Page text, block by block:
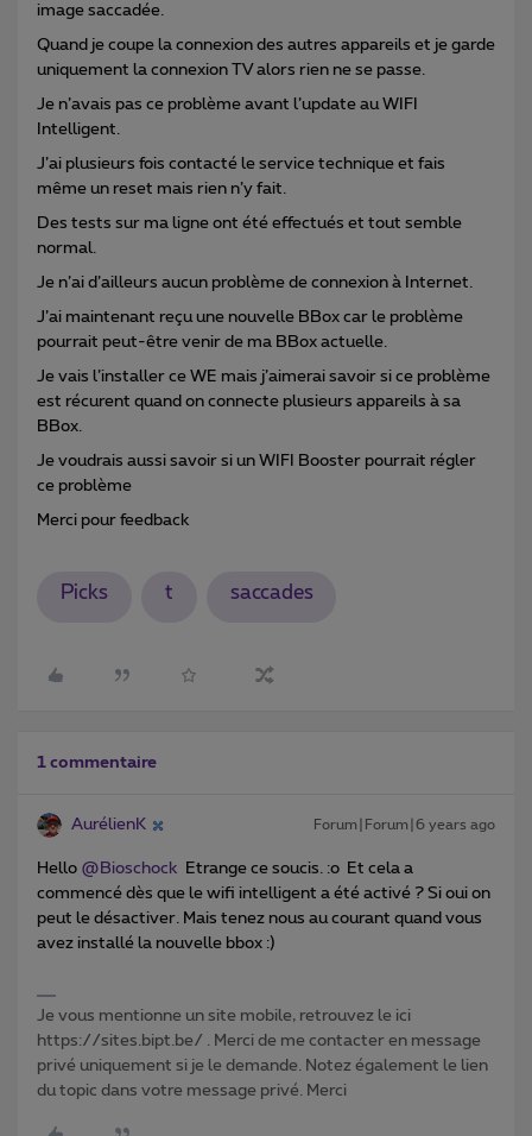
image saccadée.
Quand je coupe la connexion des autres appareils et je garde
uniquement la connexion TV alors rien ne se passe.
Je n’avais pas ce problème avant l’update au WIFI
Intelligent.
J’ai plusieurs fois contacté le service technique et fais
même un reset mais rien n’y fait.
Des tests sur ma ligne ont été effectués et tout semble
normal.
Je n’ai d’ailleurs aucun problème de connexion à Internet.
J’ai maintenant reçu une nouvelle BBox car le problème
pourrait peut-être venir de ma BBox actuelle.
Je vais l’installer ce WE mais j’aimerai savoir si ce problème
est récurent quand on connecte plusieurs appareils à sa
BBox.
Je voudrais aussi savoir si un WIFI Booster pourrait régler
ce problème
Merci pour feedback
Picks t saccades
1 commentaire
AurélienK Forum|Forum|6 years ago
Hello @Bioschock Etrange ce soucis. :o Et cela a
commencé dès que le wifi intelligent a été activé ? Si oui on
peut le désactiver. Mais tenez nous au courant quand vous
avez installé la nouvelle bbox :)
Je vous mentionne un site mobile, retrouvez le ici
https://sites.bipt.be/ . Merci de me contacter en message
privé uniquement si je le demande. Notez également le lien
du topic dans votre message privé. Merci